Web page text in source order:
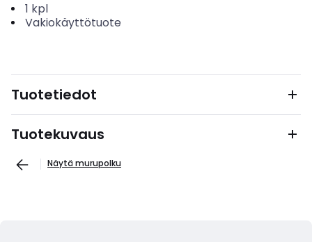
1 kpl
Vakiokäyttötuote
Tuotetiedot
Tuotekuvaus
Näytä murupolku